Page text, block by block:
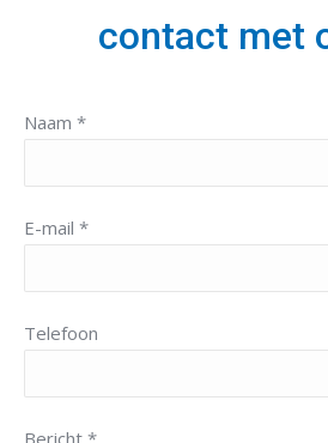
contact met
Naam *
E-mail *
Telefoon
Bericht *